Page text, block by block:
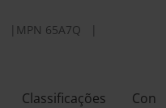
MPN 65A7Q
Classificações